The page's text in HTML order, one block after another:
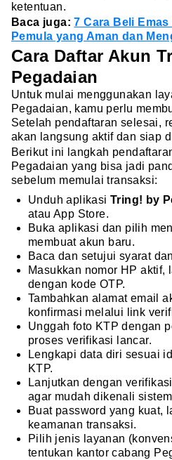
ketentuan.
Baca juga:7 Cara Beli
Pemula yang Aman dan
Cara Daftar Akun
Pegadaian
Untuk mulai menggunakan
Pegadaian, kamu perlu
Setelah pendaftaran selesai,
akan langsung aktif dan siap
Berikut ini langkah
Pegadaian yang bisa jadi
sebelum memulai transaksi:
Unduh aplikasi Tring! by
atau App Store.
Buka aplikasi dan pilih
membuat akun baru.
Baca dan setujui syarat
Masukkan nomor HP aktif,
dengan kode OTP.
Tambahkan alamat email
konfirmasi melalui link
Unggah foto KTP dengan
proses verifikasi lancar.
Lengkapi data diri sesuai
KTP.
Lanjutkan dengan
agar mudah dikenali
Buat password yang kuat,
keamanan transaksi.
Pilih jenis layanan
tentukan kantor cabang